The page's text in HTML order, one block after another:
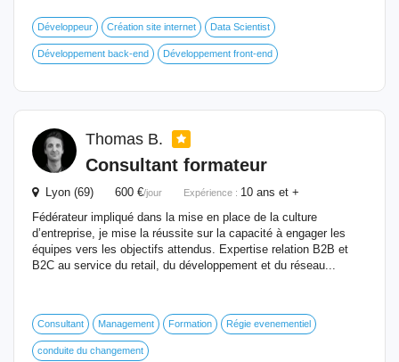
Développeur Création site internet Data Scientist
Développement back-end Développement front-end
Thomas B.
Consultant formateur
Lyon (69) 600 €/jour Expérience : 10 ans et +
Fédérateur impliqué dans la mise en place de la culture
d’entreprise, je mise la réussite sur la capacité à engager les
équipes vers les objectifs attendus. Expertise relation B2B et
B2C au service du retail, du développement et du réseau...
Consultant Management Formation Régie evenementiel
conduite du changement